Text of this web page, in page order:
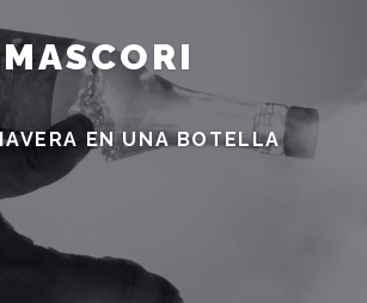
MASCORI
EN UNA BOTELLA